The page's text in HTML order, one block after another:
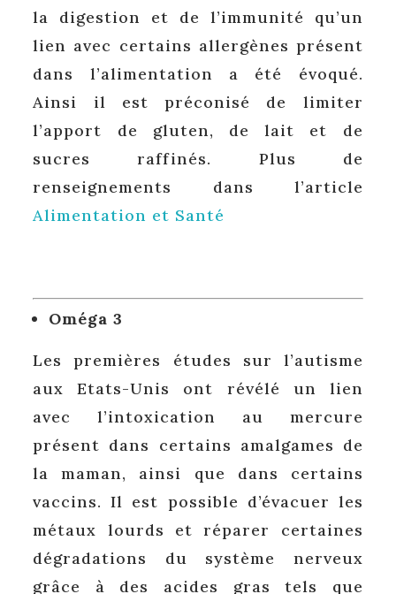
la digestion et de l’immunité qu’un
lien avec certains allergènes présent
dans l’alimentation a été évoqué.
Ainsi il est préconisé de limiter
l’apport de gluten, de lait et de
sucres raffinés. Plus de
renseignements dans l’article
Alimentation et Santé
Oméga 3
Les premières études sur l’autisme
aux Etats-Unis ont révélé un lien
avec l’intoxication au mercure
présent dans certains amalgames de
la maman, ainsi que dans certains
vaccins. Il est possible d’évacuer les
métaux lourds et réparer certaines
dégradations du système nerveux
grâce à des acides gras tels que